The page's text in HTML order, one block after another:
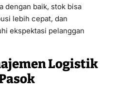
dengan baik, stok bisa
lebih cepat, dan
ekspektasi pelanggan
Logistik